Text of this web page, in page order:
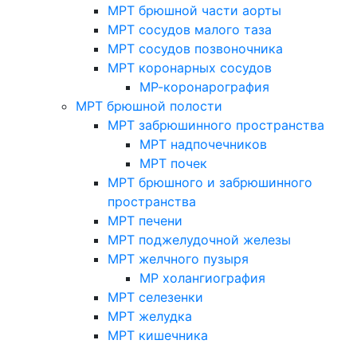
МРТ брюшной части аорты
МРТ сосудов малого таза
МРТ сосудов позвоночника
МРТ коронарных сосудов
МР-коронарография
МРТ брюшной полости
МРТ забрюшинного пространства
МРТ надпочечников
МРТ почек
МРТ брюшного и забрюшинного
пространства
МРТ печени
МРТ поджелудочной железы
МРТ желчного пузыря
МР холангиография
МРТ селезенки
МРТ желудка
МРТ кишечника